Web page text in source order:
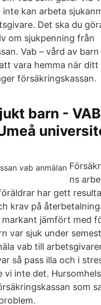
kan arbeta
Det ska du
om sjukpenning från
Vab – vård av
vara hemma när ditt
försäkringskassan.
barn -
ns
har gett
krav på
jämfört med
var sjuk under
vab till
så pass illa och i
vi inte det.
som